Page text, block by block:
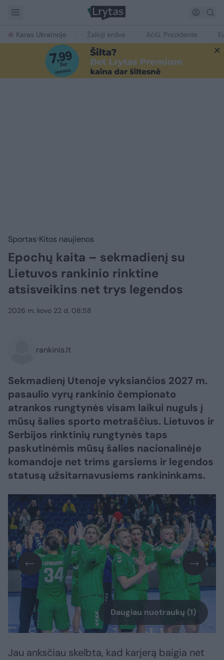
Karas Ukrainoje Žalioji erdvė Ačiū, Prezidente
Sportas Kitos naujienos
Epochų kaita – sekmadienį su
Lietuvos rankinio rinktine
atsisveikins net trys legendos
2026 m. kovo 22 d. 08:58
rankinis.lt
Sekmadienį Utenoje vyksiančios 2027 m.
pasaulio vyrų rankinio čempionato
atrankos rungtynės visam laikui nuguls į
mūsų šalies sporto metraščius. Lietuvos ir
Serbijos rinktinių rungtynės taps
paskutinėmis mūsų šalies nacionalinėje
komandoje net trims garsiems ir legendos
statusą užsitarnavusiems rankininkams.
Daugiau nuotraukų (1)
Jau anksčiau skelbta, kad karjerą baigia net